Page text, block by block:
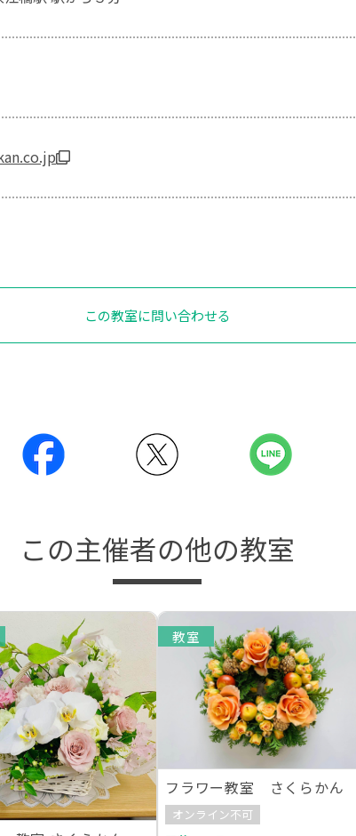
この教室に問い合わせる
この主催者の他の教室
教室
フラワー教室 さくらかん
オンライン不可